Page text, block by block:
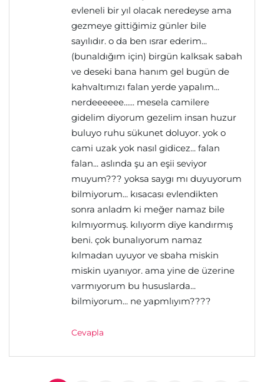
evleneli bir yıl olacak neredeyse ama
gezmeye gittiğimiz günler bile
sayılıdır. o da ben ısrar ederim...
(bunaldığım için) birgün kalksak sabah
ve deseki bana hanım gel bugün de
kahvaltımızı falan yerde yapalım...
nerdeeeeee...... mesela camilere
gidelim diyorum gezelim insan huzur
buluyo ruhu sükunet doluyor. yok o
cami uzak yok nasıl gidicez... falan
falan... aslında şu an eşii seviyor
muyum??? yoksa saygı mı duyuyorum
bilmiyorum... kısacası evlendikten
sonra anladm ki meğer namaz bile
kılmıyormuş. kılıyorm diye kandırmış
beni. çok bunalıyorum namaz
kılmadan uyuyor ve sbaha miskin
miskin uyanıyor. ama yine de üzerine
varmıyorum bu hususlarda...
bilmiyorum... ne yapmlıyım????
Cevapla